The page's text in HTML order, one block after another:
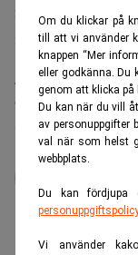
Om du klickar på
till att vi använder
knappen “Mer
eller godkänna. Du
genom att klicka på
Du kan när du vill
av personuppgifter
val när som helst
webbplats.
Du kan
personuppgiftspolicy
Vi använder
nyemissioner och
Läs mer från
är kostnadsfritt: